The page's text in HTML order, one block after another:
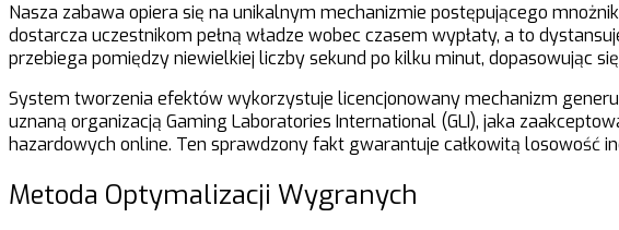
Nasza zabawa opiera się na unikalnym mechanizmie postępującego
dostarcza uczestnikom pełną władze wobec czasem wypłaty, a to
przebiega pomiędzy niewielkiej liczby sekund po kilku minut, dopasowując
System tworzenia efektów wykorzystuje licencjonowany mechanizm
uznaną organizacją Gaming Laboratories International (GLI), jaka
hazardowych online. Ten sprawdzony fakt gwarantuje całkowitą losowość
Metoda Optymalizacji Wygranych